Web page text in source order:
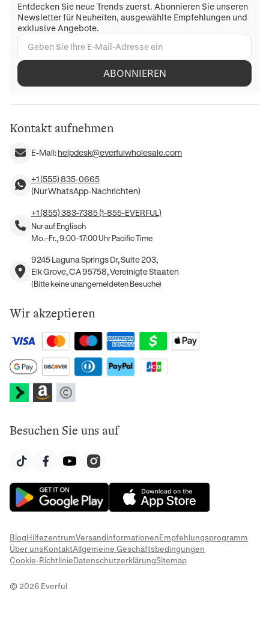
Entdecken Sie neue Trends zuerst. Abonnieren Sie unseren
Newsletter für Neuheiten, ausgewählte Empfehlungen und
exklusive Angebote.
ABONNIEREN
Kontakt aufnehmen
E-Mail:helpdesk@everfulwholesale.com
+1 (555) 835-0665
(Nur WhatsApp-Nachrichten)
+1 (855) 383-7385 (1-855-EVERFUL)
Nur auf Englisch
Mo.–Fr., 9:00–17:00 Uhr Pacific Time
9245 Laguna Springs Dr, Suite 203,
Elk Grove, CA 95758, Vereinigte Staaten
(Bitte keine unangemeldeten Besuche)
Wir akzeptieren
Besuchen Sie uns auf
BlogHilfezentrumVersandinformationenEmpfehlungsprogramm
Über unsKontaktAllgemeine Geschäftsbedingungen
Cookie-RichtlinieDatenschutzerklärungSitemap
© 2026 Everful